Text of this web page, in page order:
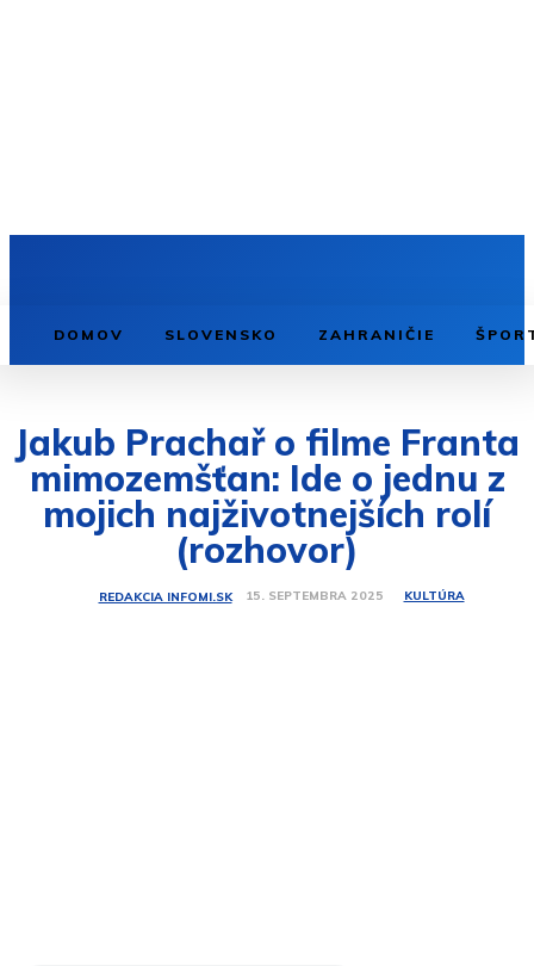
DOMOV SLOVENSKO ZAHRANIČIE
Jakub Prachař o filme Franta
mimozemšťan: Ide o jednu z
mojich najživotnejších rolí
(rozhovor)
REDAKCIA INFOMI.SK 15. SEPTEMBRA 2025 KULTÚRA